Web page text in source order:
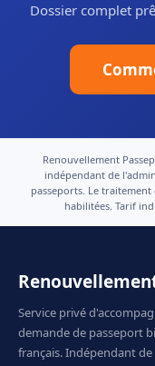
Dossier complet
Renouvellement
indépendant de
passeports. Le
habilitées. Tarif
Service privé
demande de passeport
français. Indépendant